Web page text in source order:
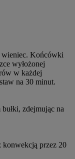
wieniec. Końcówki
wyłożonej
w każdej
na 30 minut.
zdejmując na
konwekcją przez 20